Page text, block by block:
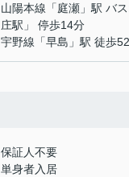
山陽本線 「庭瀬 」駅 バ
庄駅」 停歩14分
宇野線 「早島 」駅 徒歩
保証人不要
単身者入居